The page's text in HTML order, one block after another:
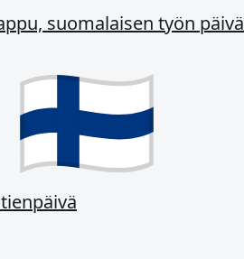
suomalaisen työn päivä